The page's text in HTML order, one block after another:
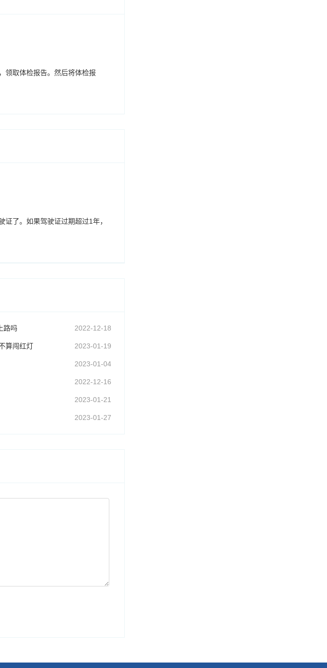
领取体检报告。然后将体检报
了。如果驾驶证过期超过1年，
路吗 2022-12-18
算闯红灯 2023-01-19
2023-01-04
2022-12-16
2023-01-21
2023-01-27